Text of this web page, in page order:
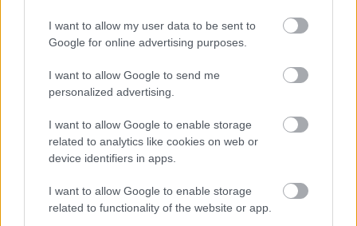
I want to allow my user data to be sent to
Google for online advertising purposes.
I want to allow Google to send me
personalized advertising.
I want to allow Google to enable storage
related to analytics like cookies on web or
device identifiers in apps.
I want to allow Google to enable storage
related to functionality of the website or app.
A GYŐRI AUDI ETO KC PÉNTEKI FELKÉSZÜLÉSI
MÉRKŐZÉSE
Az energiaellátás tehermentesítése érdekében másfél órával
előrébb hozták a Brest Bretagne Handball elleni találkozó
kezdését.